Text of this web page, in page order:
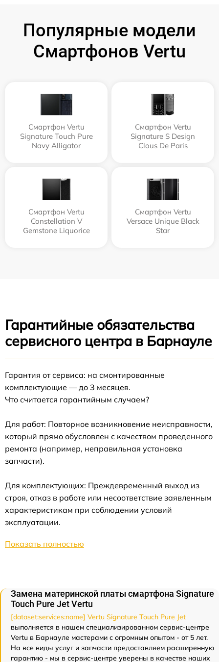
Популярные модели
Смартфонов Vertu
Смартфон Vertu
Signature Touch Pure
Navy Alligator
Смартфон Vertu
Signature S Design
Clous De Paris
Смартфон Vertu
Constellation V
Gemstone Liquorice
Смартфон Vertu
Versace Unique Black
Star
Гарантийные обязательства
сервисного центра в Барнауле
Гарантия от сервиса: на смонтированные
комплектующие — до 3 месяцев.
Что считается гарантийным случаем?
Для работ: Повторное возникновение неисправности,
который прямо обусловлен с качеством проведенного
ремонта (например, неправильная установка
запчасти).
Для комплектующих: Преждевременный выход из
строя, отказ в работе или несоответствие заявленным
характеристикам при соблюдении условий
эксплуатации.
Показать полностью
Замена материнской платы смартфона Signature
Touch Pure Jet Vertu
[dataset:services:name] Vertu Signature Touch Pure Jet
выполняется в нашем специализированном сервис-центре
Vertu в Барнауле мастерами с огромным опытом - от 5 лет.
На все виды услуг и запчасти предоставляем расширенную
гарантию - мы в сервис-центре уверены в качестве наших